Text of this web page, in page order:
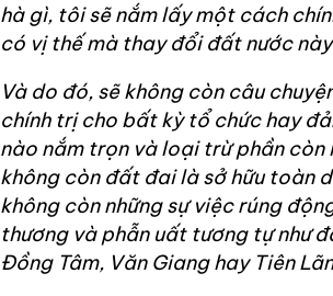
hà gì, tôi sẽ nắm lấy một cách
có vị thế mà thay đổi đất nước
Và do đó, sẽ không còn câu
chính trị cho bất kỳ tổ chức hay
nào nắm trọn và loại trừ phần còn
không còn đất đai là sở hữu toàn
không còn những sự việc rúng
thương và phẫn uất tương tự như
Đồng Tâm, Văn Giang hay Tiên